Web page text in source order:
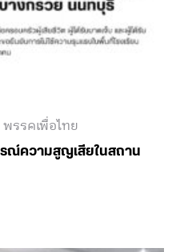
รรคเพื่อไทย
ณ์ความสูญเสียในสถาน